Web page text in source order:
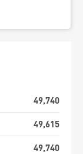
49,740
49,615
49,740